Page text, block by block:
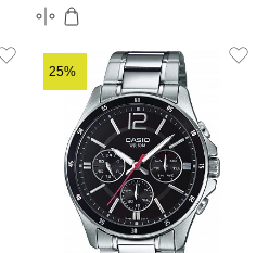
25%